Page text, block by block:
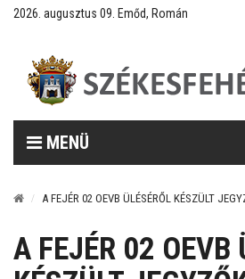
2026. augusztus 09. Emőd, Román
MENÜ
A FEJÉR 02 OEVB ÜLÉSÉRŐL KÉSZÜLT
A FEJÉR 02 OEVB